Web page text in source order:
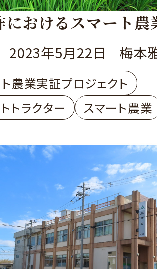
におけるスマート農
2023年5月22日 梅本
農業実証プロジェクト
トラクター
スマート農業